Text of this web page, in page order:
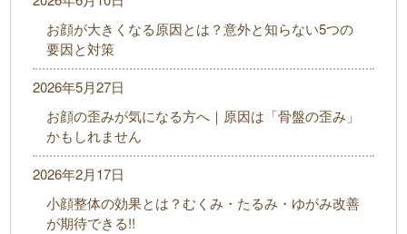
お顔が大きくなる原因とは？意外と知らない5つの
要因と対策
お顔の歪みが気になる方へ｜原因は「骨盤の歪み」
かもしれません
2026年5月27日
小顔整体の効果とは？むくみ・たるみ・ゆがみ改善
が期待できる!!
2026年2月17日